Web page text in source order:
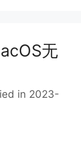
无
in 2023-